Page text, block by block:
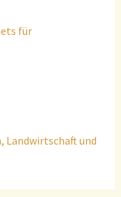
für
Landwirtschaft und